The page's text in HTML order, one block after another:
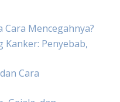
Mencegahnya?
Kanker: Penyebab,
Cara